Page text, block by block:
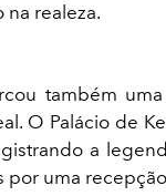
na realeza.
também
O Palácio de
a
uma